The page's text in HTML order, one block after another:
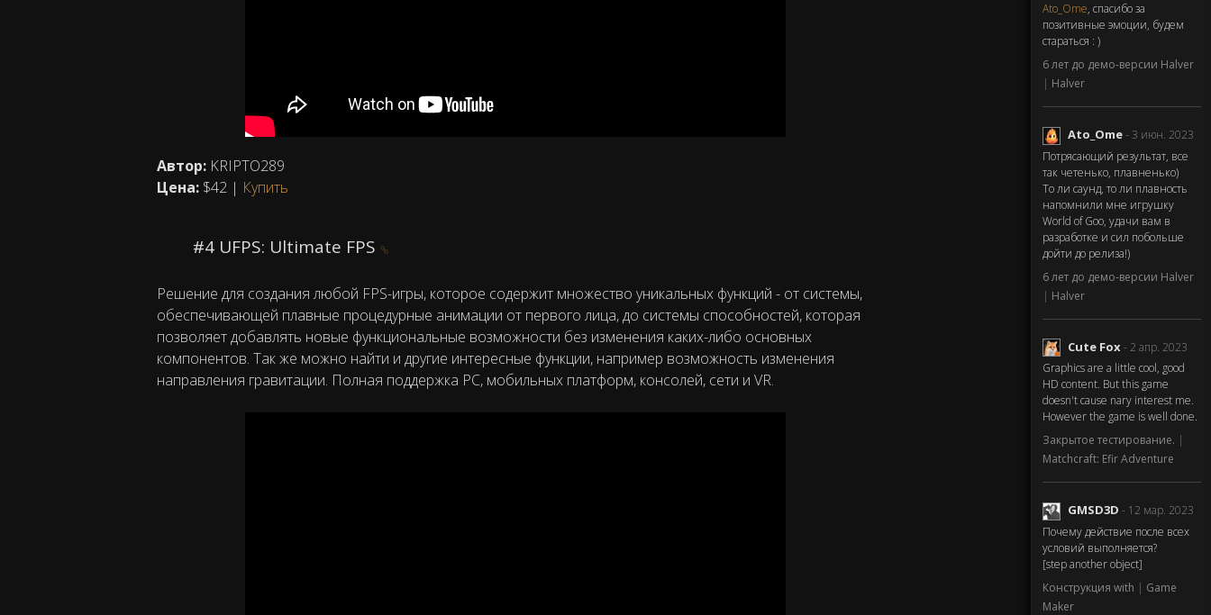
Ato_Ome, спасибо за
позитивные эмоции, будем
стараться : )
6 лет до демо-версии Halver
| Halver
Ato_Ome- 3 июн. 2023
Потрясающий результат, все
так четенько, плавненько)
То ли саунд, то ли плавность
напомнили мне игрушку
World of Goo, удачи вам в
разработке и сил побольше
дойти до релиза!)
6 лет до демо-версии Halver
| Halver
Cute Fox- 2 апр. 2023
Graphics are a little cool, good
HD content. But this game
doesn't cause nary interest me.
However the game is well done.
Закрытое тестирование. |
Matchcraft: Efir Adventure
GMSD3D - 12 мар. 2023
Почему действие после всех
условий выполняется?
[step another object]
Конструкция with | Game
Maker
Автор: KRIPTO289
Цена: $42 | Купить
#4 UFPS: Ultimate FPS
Решение для создания любой FPS-игры, которое содержит множество уникальных функций - от системы,
обеспечивающей плавные процедурные анимации от первого лица, до системы способностей, которая
позволяет добавлять новые функциональные возможности без изменения каких-либо основных
компонентов. Так же можно найти и другие интересные функции, например возможность изменения
направления гравитации. Полная поддержка PC, мобильных платформ, консолей, сети и VR.